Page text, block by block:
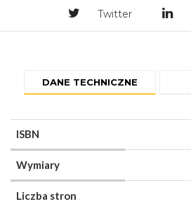
Twitter
DANE TECHNICZNE
ISBN
Wymiary
Liczba stron